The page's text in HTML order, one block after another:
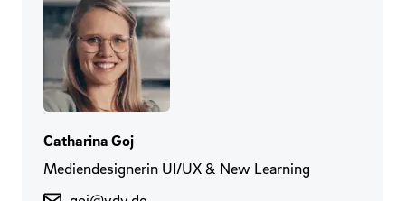
Catharina Goj
Mediendesignerin UI/UX & New Learning